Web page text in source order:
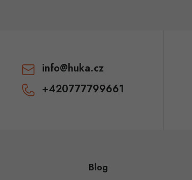
info@huka.cz
+420777799661
Blog